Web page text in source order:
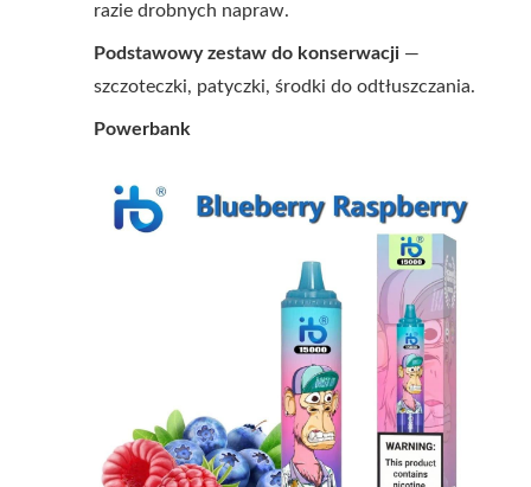
razie drobnych napraw.
Podstawowy zestaw do konserwacji —
szczoteczki, patyczki, środki do odtłuszczania.
Powerbank